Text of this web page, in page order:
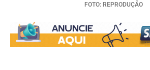
FOTO: REPRODUÇÃO